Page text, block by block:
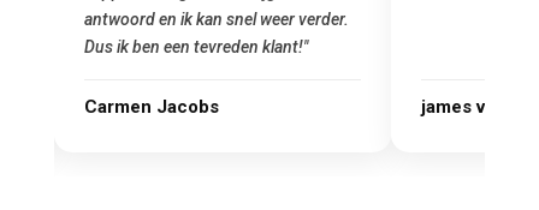
james van oranje Marcel Thijs